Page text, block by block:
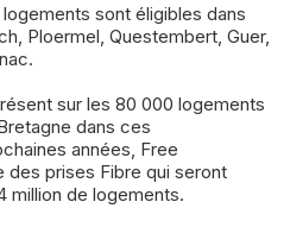
sont éligibles dans
Ploermel, Questembert, Guer,
sur les 80 000 logements
dans ces
années, Free
des prises Fibre qui seront
million de logements.